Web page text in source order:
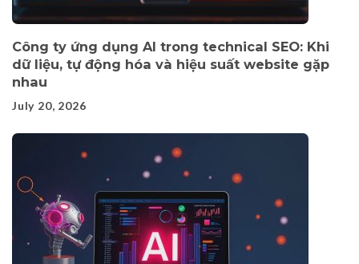
Công ty ứng dụng AI trong technical SEO: Khi
dữ liệu, tự động hóa và hiệu suất website gặp
nhau
July 20, 2026